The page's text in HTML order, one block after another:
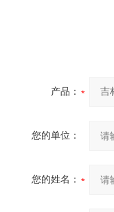
产品：
您的单位：
您的姓名：